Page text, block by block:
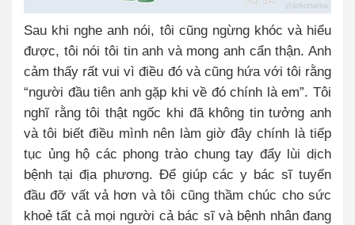
Sau khi nghe anh nói, tôi cũng ngừng khóc và hiểu
được, tôi nói tôi tin anh và mong anh cẩn thận. Anh
cảm thấy rất vui vì điều đó và cũng hứa với tôi rằng
“người đầu tiên anh gặp khi về đó chính là em”. Tôi
nghĩ rằng tôi thật ngốc khi đã không tin tưởng anh
và tôi biết điều mình nên làm giờ đây chính là tiếp
tục ủng hộ các phong trào chung tay đẩy lùi dịch
bệnh tại địa phương. Để giúp các y bác sĩ tuyến
đầu đỡ vất vả hơn và tôi cũng thầm chúc cho sức
khoẻ tất cả mọi người cả bác sĩ và bệnh nhân đang